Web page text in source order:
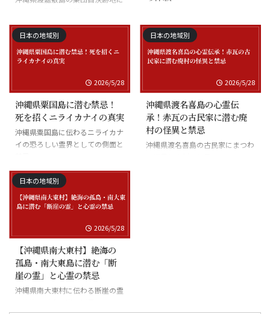
士の怪談
日本の地域別
2026/5/28
沖縄県粟国島に潜む禁忌！
死を招くニライカナイの真実
沖縄県粟国島に伝わるニライカナ
イの恐ろしい霊界としての側面と
日本の地域別
2026/5/28
沖縄県渡名喜島の心霊伝
承！赤瓦の古民家に潜む廃
村の怪異と禁忌
沖縄県渡名喜島の古民家にまつわ
日本の地域別
2026/5/28
【沖縄県南大東村】絶海の
孤島・南大東島に潜む「断
崖の霊」と心霊の禁忌
沖縄県南大東村に伝わる断崖の霊